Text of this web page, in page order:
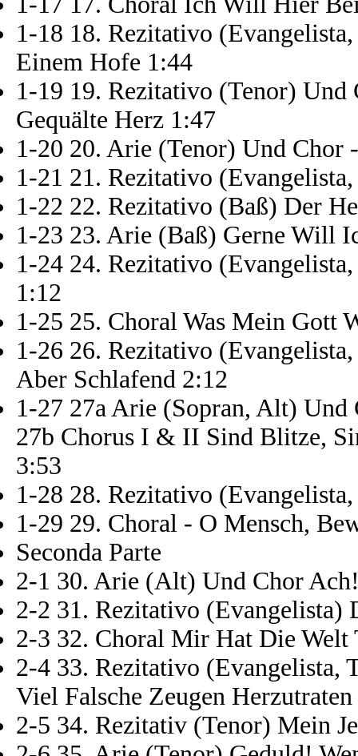
1-18 18. Rezitativo
Einem Hofe 1:44
1-19 19. Rezitativo (Tenor)
Gequälte Herz 1:47
1-20 20. Arie (Tenor) Und Chor
1-21 21. Rezitativo
1-22 22. Rezitativo (Baß) Der
1-23 23. Arie (Baß) Gerne Will
1-24 24. Rezitativo
1:12
1-25 25. Choral Was Mein Gott
1-26 26. Rezitativo
Aber Schlafend 2:12
1-27 27a Arie (Sopran, Alt) Und
27b Chorus I & II Sind Blitze,
3:53
1-28 28. Rezitativo
1-29 29. Choral - O Mensch,
Seconda Parte
2-1 30. Arie (Alt) Und Chor
2-2 31. Rezitativo (Evangelista)
2-3 32. Choral Mir Hat Die
2-4 33. Rezitativo
Viel Falsche Zeugen
2-5 34. Rezitativ (Tenor) Mein